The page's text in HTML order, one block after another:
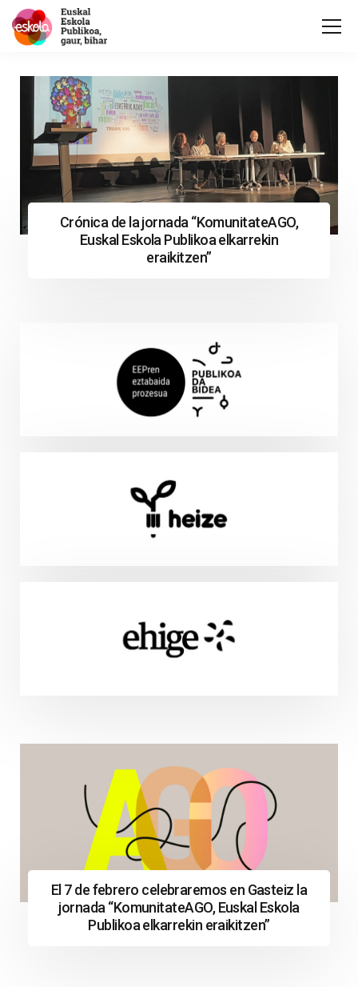
Crónica de la jornada “KomunitateAGO,
Euskal Eskola Publikoa elkarrekin
eraikitzen”
El 7 de febrero celebraremos en Gasteiz la
jornada “KomunitateAGO, Euskal Eskola
Publikoa elkarrekin eraikitzen”